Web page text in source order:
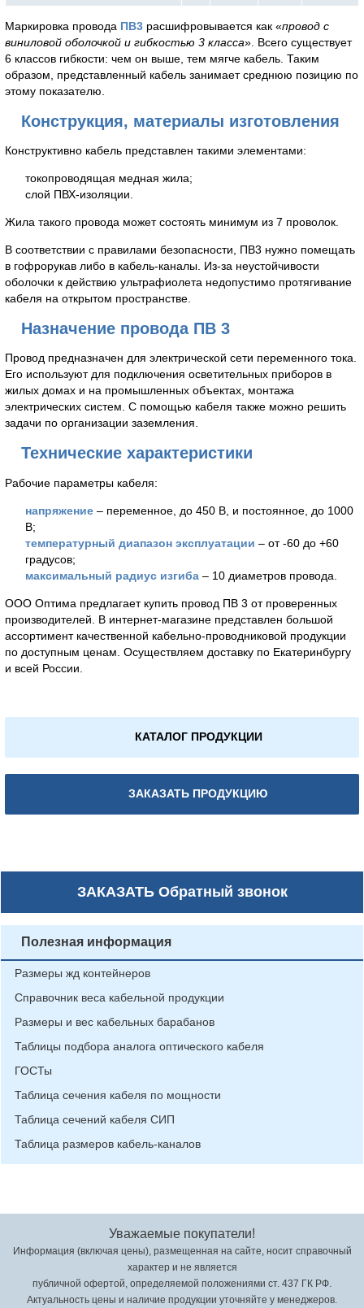
Маркировка провода ПВ3 расшифровывается как «провод с
виниловой оболочкой и гибкостью 3 класса». Всего существует
6 классов гибкости: чем он выше, тем мягче кабель. Таким
образом, представленный кабель занимает среднюю позицию по
этому показателю.
Конструкция, материалы изготовления
Конструктивно кабель представлен такими элементами:
токопроводящая медная жила;
слой ПВХ-изоляции.
Жила такого провода может состоять минимум из 7 проволок.
В соответствии с правилами безопасности, ПВ3 нужно помещать
в гофрорукав либо в кабель-каналы. Из-за неустойчивости
оболочки к действию ультрафиолета недопустимо протягивание
кабеля на открытом пространстве.
Назначение провода ПВ 3
Провод предназначен для электрической сети переменного тока.
Его используют для подключения осветительных приборов в
жилых домах и на промышленных объектах, монтажа
электрических систем. С помощью кабеля также можно решить
задачи по организации заземления.
Технические характеристики
Рабочие параметры кабеля:
напряжение – переменное, до 450 В, и постоянное, до 1000
В;
температурный диапазон эксплуатации – от -60 до +60
градусов;
максимальный радиус изгиба – 10 диаметров провода.
ООО Оптима предлагает купить провод ПВ 3 от проверенных
производителей. В интернет-магазине представлен большой
ассортимент качественной кабельно-проводниковой продукции
по доступным ценам. Осуществляем доставку по Екатеринбургу
и всей России.
КАТАЛОГ ПРОДУКЦИИ
ЗАКАЗАТЬ ПРОДУКЦИЮ
ЗАКАЗАТЬОбратный звонок
Полезная информация
Размеры жд контейнеров
Справочник веса кабельной продукции
Размеры и вес кабельных барабанов
Таблицы подбора аналога оптического кабеля
ГОСТы
Таблица сечения кабеля по мощности
Таблица сечений кабеля СИП
Таблица размеров кабель-каналов
Уважаемые покупатели!
Информация (включая цены), размещенная на сайте, носит справочный
характер и не является
публичной офертой, определяемой положениями ст. 437 ГК РФ.
Актуальность цены и наличие продукции уточняйте у менеджеров.